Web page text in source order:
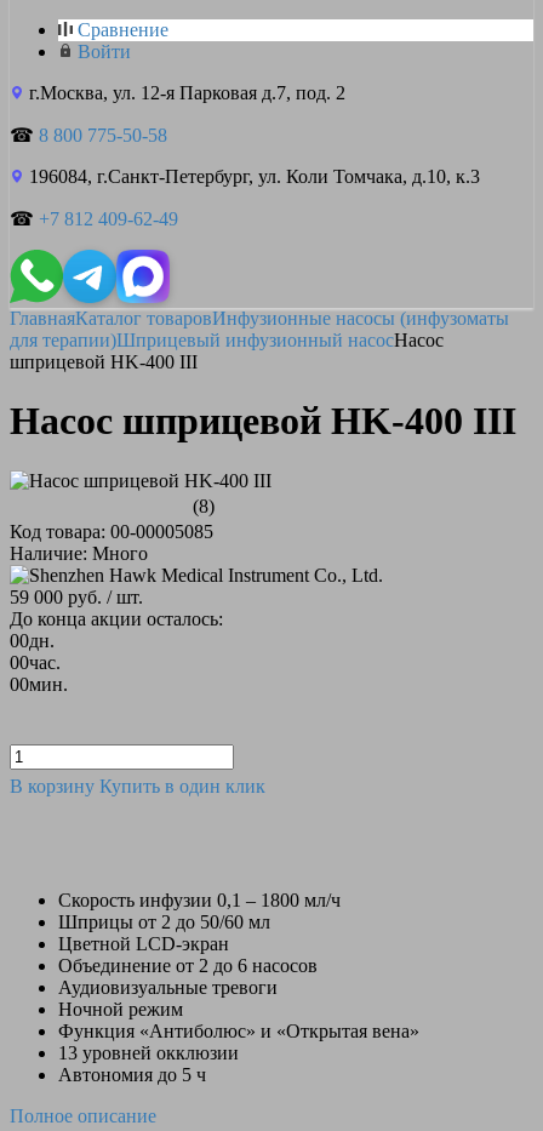
Сравнение
Войти
г.Москва, ул. 12-я Парковая д.7, под. 2
☎ 8 800 775-50-58
196084, г.Санкт-Петербург, ул. Коли Томчака, д.10, к.3
☎ +7 812 409-62-49
ГлавнаяКаталог товаровИнфузионные насосы (инфузоматы
для терапии)Шприцевый инфузионный насосНасос
шприцевой HK-400 III
Насос шприцевой HK-400 III
(8)
Код товара: 00-00005085
Наличие: Много
59 000 руб. / шт.
До конца акции осталось:
00дн.
00час.
00мин.
В корзину Купить в один клик
Скорость инфузии 0,1 – 1800 мл/ч
Шприцы от 2 до 50/60 мл
Цветной LCD-экран
Объединение от 2 до 6 насосов
Аудиовизуальные тревоги
Ночной режим
Функция «Антиболюс» и «Открытая вена»
13 уровней окклюзии
Автономия до 5 ч
Полное описание